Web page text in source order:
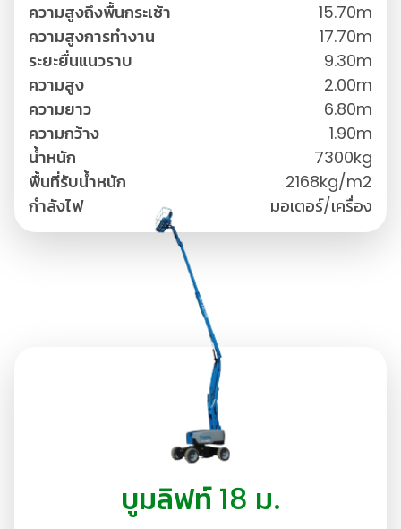
ความสูงถึงพื้นกระเช้า
15.70m
ความสูงการทำงาน
17.70m
ระยะยื่นแนวราบ
9.30m
ความสูง
2.00m
ความยาว
6.80m
ความกว้าง
1.90m
น้ำหนัก
7300kg
พื้นที่รับน้ำหนัก
2168kg/m2
กำลังไฟ
มอเตอร์/เครื่อง
บูมลิฟท์ 18 ม.